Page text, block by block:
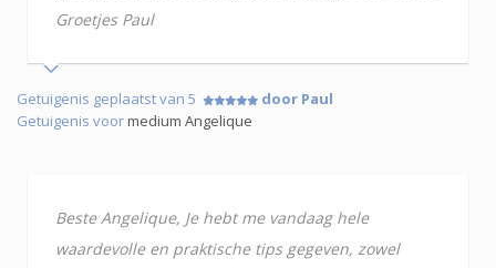
Groetjes Paul
Getuigenis geplaatst van 5
door Paul
Getuigenis voormedium Angelique
Beste Angelique, Je hebt me vandaag hele
waardevolle en praktische tips gegeven, zowel